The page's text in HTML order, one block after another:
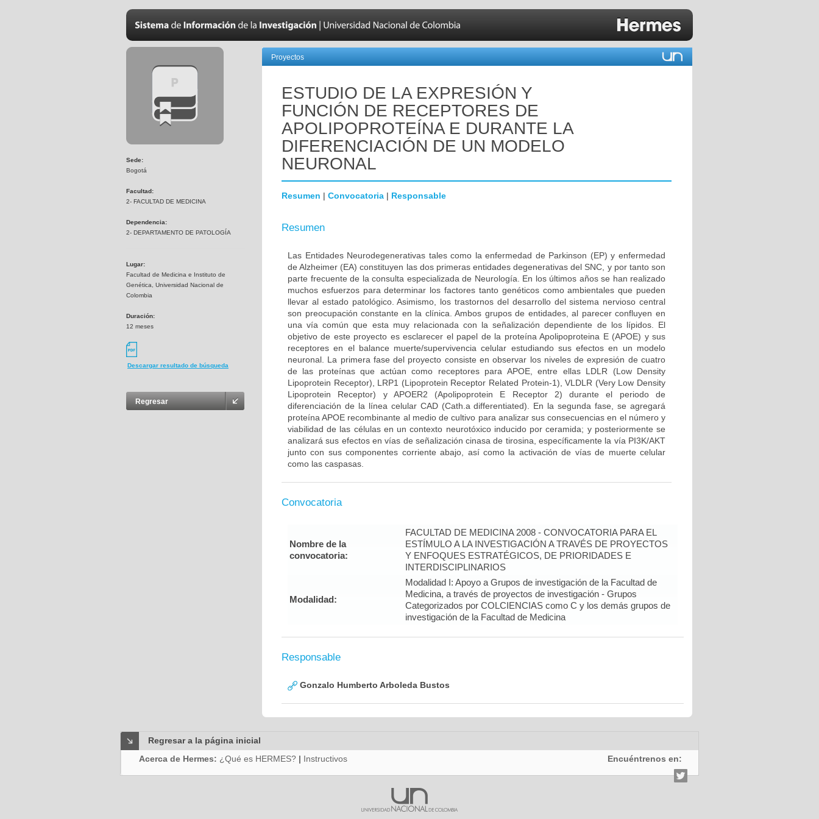
Sede:
Bogotá
Facultad:
2- FACULTAD DE MEDICINA
Dependencia:
2- DEPARTAMENTO DE PATOLOGÍA
Lugar:
Facultad de Medicina e Instituto de
Genética, Universidad Nacional de
Colombia
Duración:
12 meses
Descargar resultado de búsqueda
Regresar
Proyectos
ESTUDIO DE LA EXPRESIÓN Y
FUNCIÓN DE RECEPTORES DE
APOLIPOPROTEÍNA E DURANTE LA
DIFERENCIACIÓN DE UN MODELO
NEURONAL
Resumen | Convocatoria | Responsable
Resumen
Las Entidades Neurodegenerativas tales como la enfermedad de Parkinson (EP) y enfermedad
de Alzheimer (EA) constituyen las dos primeras entidades degenerativas del SNC, y por tanto son
parte frecuente de la consulta especializada de Neurología. En los últimos años se han realizado
muchos esfuerzos para determinar los factores tanto genéticos como ambientales que pueden
llevar al estado patológico. Asimismo, los trastornos del desarrollo del sistema nervioso central
son preocupación constante en la clínica. Ambos grupos de entidades, al parecer confluyen en
una vía común que esta muy relacionada con la señalización dependiente de los lípidos. El
objetivo de este proyecto es esclarecer el papel de la proteína Apolipoproteina E (APOE) y sus
receptores en el balance muerte/supervivencia celular estudiando sus efectos en un modelo
neuronal. La primera fase del proyecto consiste en observar los niveles de expresión de cuatro
de las proteínas que actúan como receptores para APOE, entre ellas LDLR (Low Density
Lipoprotein Receptor), LRP1 (Lipoprotein Receptor Related Protein-1), VLDLR (Very Low Density
Lipoprotein Receptor) y APOER2 (Apolipoprotein E Receptor 2) durante el periodo de
diferenciación de la línea celular CAD (Cath.a differentiated). En la segunda fase, se agregará
proteína APOE recombinante al medio de cultivo para analizar sus consecuencias en el número y
viabilidad de las células en un contexto neurotóxico inducido por ceramida; y posteriormente se
analizará sus efectos en vías de señalización cinasa de tirosina, específicamente la vía PI3K/AKT
junto con sus componentes corriente abajo, así como la activación de vías de muerte celular
como las caspasas.
Convocatoria
Nombre de la
convocatoria:
FACULTAD DE MEDICINA 2008 - CONVOCATORIA PARA EL
ESTÍMULO A LA INVESTIGACIÓN A TRAVÉS DE PROYECTOS
Y ENFOQUES ESTRATÉGICOS, DE PRIORIDADES E
INTERDISCIPLINARIOS
Modalidad:
Modalidad I: Apoyo a Grupos de investigación de la Facultad de
Medicina, a través de proyectos de investigación - Grupos
Categorizados por COLCIENCIAS como C y los demás grupos de
investigación de la Facultad de Medicina
Responsable
Gonzalo Humberto Arboleda Bustos
Regresar a la página inicial
Acerca de Hermes: ¿Qué es HERMES? | Instructivos Encuéntrenos en: